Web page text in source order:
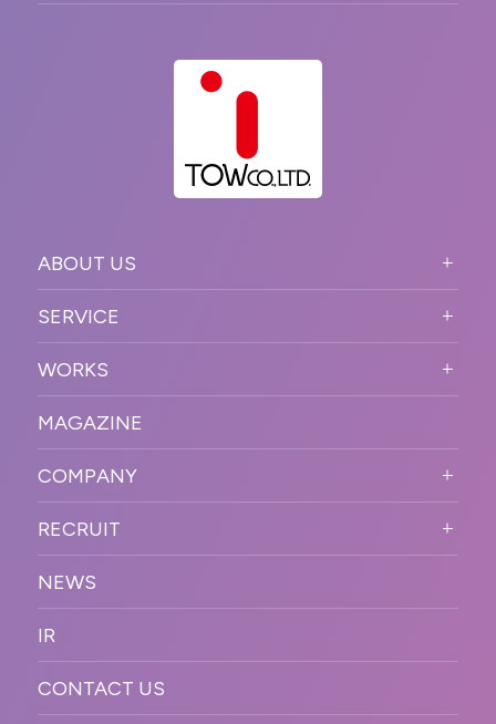
ABOUT US
PURPOSE
VISION
OUR DNA
SERVICE
STRONG POINT
BUSINESS DOMAIN
SOLUTION
WORKFLOW
WORKS
オンラインイベント
SNSプロモーション
プラットフォーム販
促
デジタル制作・映像
制作
PR
カンファレンス・展示会・アワ
ESPORTS・ゲームプロモーシ
MAGAZINE
COMPANY
COMPANY INFORMATION
MESSAGE
OFFICER
ACCESS
ORGANIZATION CHART
RECRUIT
新卒採用
キャリア採用
NEWS
IR
CONTACT US